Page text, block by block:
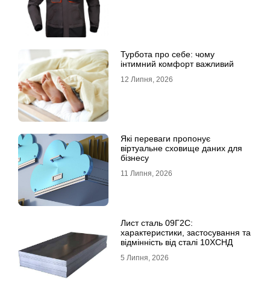
Турбота про себе: чому
інтимний комфорт важливий
12 Липня, 2026
Які переваги пропонує
віртуальне сховище даних для
бізнесу
11 Липня, 2026
Лист сталь 09Г2С:
характеристики, застосування та
відмінність від сталі 10ХСНД
5 Липня, 2026